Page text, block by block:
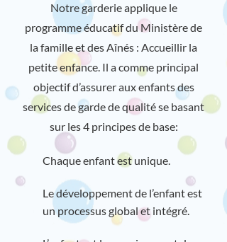
Notre garderie applique le
programme éducatif du Ministère de
la famille et des Aînés : Accueillir la
petite enfance. Il a comme principal
objectif d’assurer aux enfants des
services de garde de qualité se basant
sur les 4 principes de base:
Chaque enfant est unique.
Le développement de l’enfant est
un processus global et intégré.